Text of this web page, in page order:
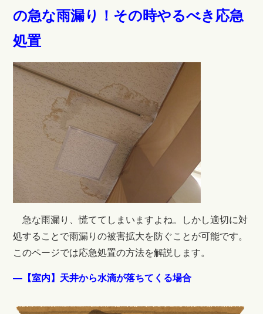
の急な雨漏り！その時やるべき応急
処置
急な雨漏り、慌ててしまいますよね。しかし適切に対
処することで雨漏りの被害拡大を防ぐことが可能です。
このページでは応急処置の方法を解説します。
―【室内】天井から水滴が落ちてくる場合